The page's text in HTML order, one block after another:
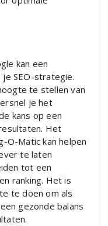
kan een
SEO-strategie.
te stellen van
je het
kans op een
Het
O-Matic kan helpen
te laten
tot een
ranking. Het is
te doen om als
gezonde balans